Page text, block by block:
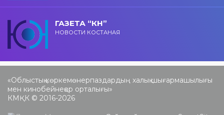
ГАЗЕТА “КН”
НОВОСТИ КОСТАНАЯ
«Облыстық көркемөнерпаздардың халық шығармашылығы
мен кинобейнеқор орталығы»
КМҚК © 2016-2026